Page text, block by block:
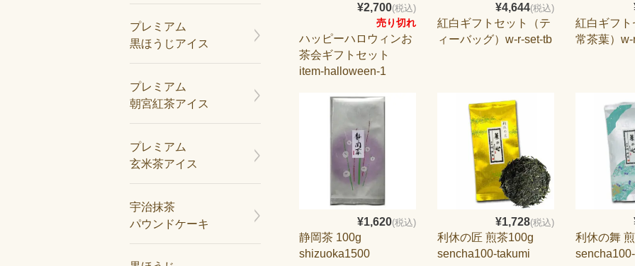
¥2,700(税込)
売り切れ
ハッピーハロウィンお
茶会ギフトセット
item-halloween-1
¥4,644(税込)
紅白ギフトセット（テ
ィーバッグ）w-r-set-tb
紅白ギフ
常茶葉）w-
¥1,620(税込)
静岡茶 100g
shizuoka1500
¥1,728(税込)
利休の匠 煎茶100g
sencha100-takumi
利休の舞
プレミアム
黒ほうじアイス
プレミアム
朝宮紅茶アイス
プレミアム
玄米茶アイス
宇治抹茶
パウンドケーキ